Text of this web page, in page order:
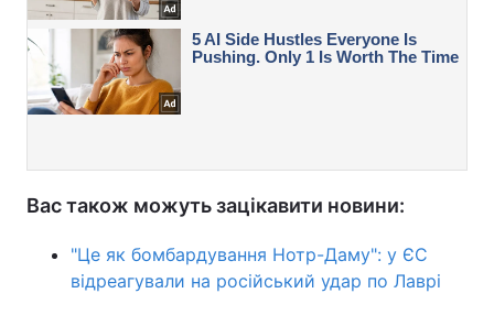
Вас також можуть зацікавити новини:
"Це як бомбардування Нотр-Даму": у ЄС
відреагували на російський удар по Лаврі